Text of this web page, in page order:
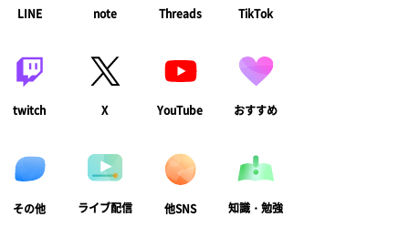
LINE note Threads TikTok
twitch X YouTube おすすめ
その他 ライブ配信 他SNS 知識・勉強